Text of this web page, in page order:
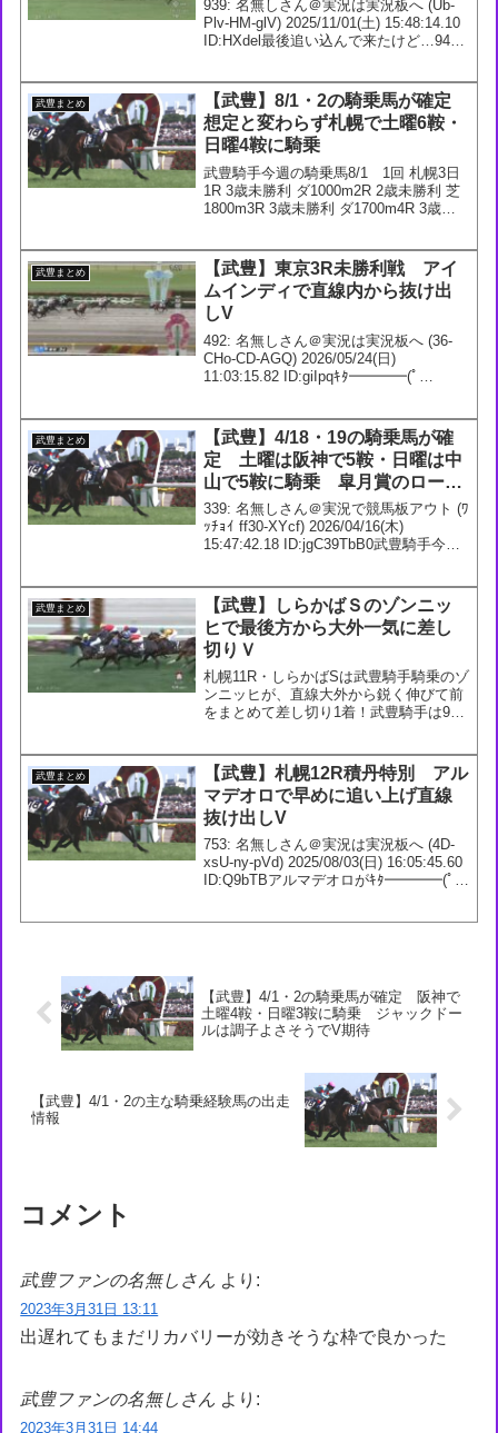
939: 名無しさん＠実況は実況板へ (Ub-
Plv-HM-glV) 2025/11/01(土) 15:48:14.10
ID:HXdel最後追い込んで来たけど…947:
武豊まとめ
【武豊】8/1・2の騎乗馬が確定
想定と変わらず札幌で土曜6鞍・
日曜4鞍に騎乗
武豊騎手今週の騎乗馬8/1 1回 札幌3日
1R 3歳未勝利 ダ1000m2R 2歳未勝利 芝
1800m3R 3歳未勝利 ダ1700m4R 3歳上1
武豊まとめ
【武豊】東京3R未勝利戦 アイ
ムインディで直線内から抜け出
しV
492: 名無しさん＠実況は実況板へ (36-
CHo-CD-AGQ) 2026/05/24(日)
11:03:15.82 ID:giIpqｷﾀ━━━━(ﾟ
武豊まとめ
【武豊】4/18・19の騎乗馬が確
定 土曜は阪神で5鞍・日曜は中
山で5鞍に騎乗 皐月賞のロード
フィレールは4枠7番に
339: 名無しさん＠実況で競馬板アウト (ﾜ
ｯﾁｮｲ ff30-XYcf) 2026/04/16(木)
15:47:42.18 ID:jgC39TbB0武豊騎手今週
武豊まとめ
【武豊】しらかばＳのゾンニッ
ヒで最後方から大外一気に差し
切りＶ
札幌11R・しらかばSは武豊騎手騎乗のゾ
ンニッヒが、直線大外から鋭く伸びて前
をまとめて差し切り1着！武豊騎手は9R
2024707: 名無しさん＠...
武豊まとめ
【武豊】札幌12R積丹特別 アル
マデオロで早めに追い上げ直線
抜け出しV
753: 名無しさん＠実況は実況板へ (4D-
xsU-ny-pVd) 2025/08/03(日) 16:05:45.60
ID:Q9bTBアルマデオロがｷﾀ━━━━(ﾟ
【武豊】4/1・2の騎乗馬が確定 阪神で
土曜4鞍・日曜3鞍に騎乗 ジャックドー
ルは調子よさそうでV期待
【武豊】4/1・2の主な騎乗経験馬の出走
情報
コメント
武豊ファンの名無しさん より:
2023年3月31日 13:11
出遅れてもまだリカバリーが効きそうな枠で良かった
武豊ファンの名無しさん より:
2023年3月31日 14:44